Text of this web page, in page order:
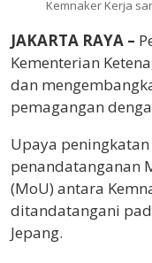
Kemnaker Kerja
JAKARTA RAYA –
Kementerian
dan
pemagangan
Upaya
penandatanganan
(MoU) antara
ditandatangani
Jepang.